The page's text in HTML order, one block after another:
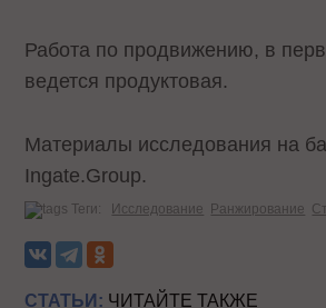
Работа по продвижению, в
ведется продуктовая.
Материалы исследования на
Ingate.Group.
Теги: Исследование Ранжирование
СТАТЬИ: ЧИТАЙТЕ ТАКЖЕ